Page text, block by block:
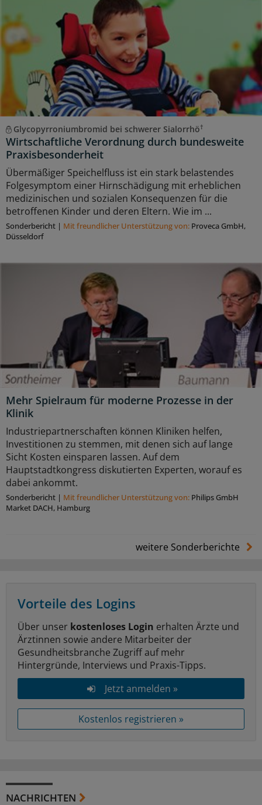
Glycopyrroniumbromid bei schwerer Sialorrhö†
Wirtschaftliche Verordnung durch bundesweite
Praxisbesonderheit
Übermäßiger Speichelfluss ist ein stark belastendes
Folgesymptom einer Hirnschädigung mit erheblichen
medizinischen und sozialen Konsequenzen für die
betroffenen Kinder und deren Eltern. Wie im ...
Sonderbericht | Mit freundlicher Unterstützung von: Proveca GmbH,
Düsseldorf
Mehr Spielraum für moderne Prozesse in der
Klinik
Industriepartnerschaften können Kliniken helfen,
Investitionen zu stemmen, mit denen sich auf lange
Sicht Kosten einsparen lassen. Auf dem
Hauptstadtkongress diskutierten Experten, worauf es
dabei ankommt.
Sonderbericht | Mit freundlicher Unterstützung von: Philips GmbH
Market DACH, Hamburg
weitere Sonderberichte
Vorteile des Logins
Über unser kostenloses Login erhalten Ärzte und
Ärztinnen sowie andere Mitarbeiter der
Gesundheitsbranche Zugriff auf mehr
Hintergründe, Interviews und Praxis-Tipps.
Jetzt anmelden »
Kostenlos registrieren »
NACHRICHTEN